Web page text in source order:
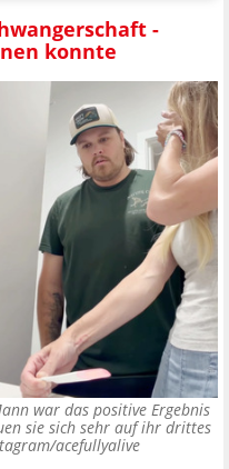
-
konnte
war das positive Ergebnis
sie sich sehr auf ihr drittes
acefullyalive